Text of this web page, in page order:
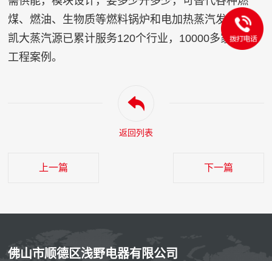
煤、燃油、生物质等燃料锅炉和电加热蒸汽发生器。
凯大蒸汽源已累计服务120个行业，10000多家节能
工程案例。
返回列表
上一篇 下一篇
佛山市顺德区浅野电器有限公司